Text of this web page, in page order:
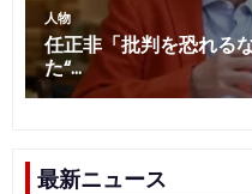
最新ニュース